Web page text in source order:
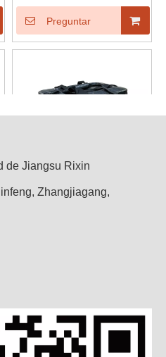
Preguntar
FK-15-1 Bolsa de
de Jiangsu Rixin
Zhangjiagang,